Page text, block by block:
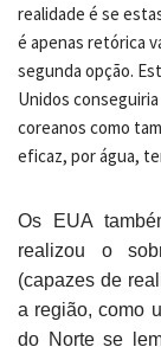
realidade é se
é apenas retórica
segunda opção.
Unidos
coreanos como
eficaz, por água,
Os EUA
realizou o
(capazes de
a região, como
do Norte se